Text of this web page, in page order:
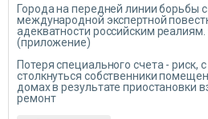
Города на передней линии борьбы
международной экспертной
адекватности российским
(приложение)
Потеря специального счета - риск,
столкнуться собственники
домах в результате приостановки
ремонт